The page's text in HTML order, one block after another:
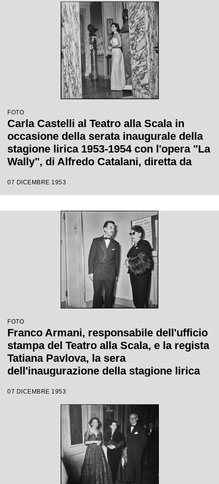
FOTO
Carla Castelli al Teatro alla Scala in
occasione della serata inaugurale della
stagione lirica 1953-1954 con l'opera "La
Wally", di Alfredo Catalani, diretta da
Tatiana Pavlova
07 DICEMBRE 1953
FOTO
Franco Armani, responsabile dell'ufficio
stampa del Teatro alla Scala, e la regista
Tatiana Pavlova, la sera
dell'inaugurazione della stagione lirica
Alfredo Catalani, diretta da Carlo Maria
Giulini, con la regia della Pavlova stessa
07 DICEMBRE 1953